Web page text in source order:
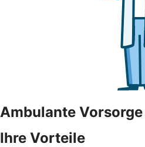
Ambulante Vorsorge
Ihre Vorteile